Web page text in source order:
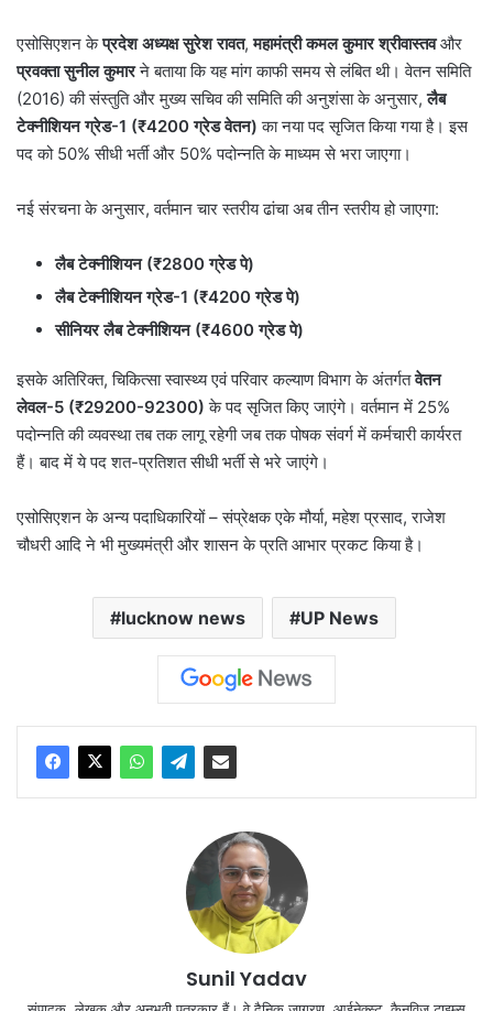
एसोसिएशन केप्रदेश अध्यक्ष सुरेश रावत,महामंत्री कमल कुमार श्रीवास्तवऔर
प्रवक्ता सुनील कुमारने बताया कि यह मांग काफी समय से लंबित थी। वेतन समिति
(2016) की संस्तुति और मुख्य सचिव की समिति की अनुशंसा के अनुसार,लैब
टेक्नीशियन ग्रेड-1 (₹4200 ग्रेड वेतन) का नया पद सृजित किया गया है। इस
पद को 50% सीधी भर्ती और 50% पदोन्नति के माध्यम से भरा जाएगा।
नई संरचना के अनुसार, वर्तमान चार स्तरीय ढांचा अब तीन स्तरीय हो जाएगा:
लैब टेक्नीशियन (₹2800 ग्रेड पे)
लैब टेक्नीशियन ग्रेड-1 (₹4200 ग्रेड पे)
सीनियर लैब टेक्नीशियन (₹4600 ग्रेड पे)
इसके अतिरिक्त, चिकित्सा स्वास्थ्य एवं परिवार कल्याण विभाग के अंतर्गतवेतन
लेवल-5 (₹29200-92300) के पद सृजित किए जाएंगे। वर्तमान में 25%
पदोन्नति की व्यवस्था तब तक लागू रहेगी जब तक पोषक संवर्ग में कर्मचारी कार्यरत
हैं। बाद में ये पद शत-प्रतिशत सीधी भर्ती से भरे जाएंगे।
एसोसिएशन के अन्य पदाधिकारियों – संप्रेक्षक एके मौर्या, महेश प्रसाद, राजेश
चौधरी आदि ने भी मुख्यमंत्री और शासन के प्रति आभार प्रकट किया है।
lucknow news UP News
Sunil Yadav